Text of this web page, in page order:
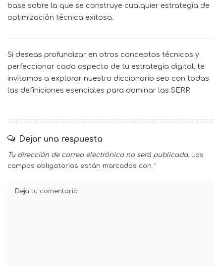
base sobre la que se construye cualquier estrategia de
optimización técnica exitosa.
Si deseas profundizar en otros conceptos técnicos y
perfeccionar cada aspecto de tu estrategia digital, te
invitamos a explorar nuestro diccionario seo con todas
las definiciones esenciales para dominar las SERP.
Dejar una respuesta
Tu dirección de correo electrónico no será publicada. Los
campos obligatorios están marcados con *